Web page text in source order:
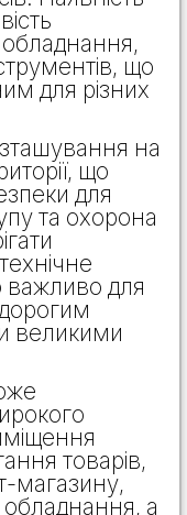
що
для різних
на
що
для
та охорона
для
великими
товарів,
магазину,
а